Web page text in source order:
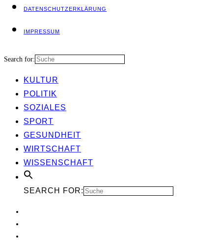
DATEN­SCHUTZ­ER­KLÄ­RUNG
IMPRES­SUM
Search for:
KUL­TUR
POLI­TIK
SOZIA­LES
SPORT
GESUND­HEIT
WIRT­SCHAFT
WIS­SEN­SCHAFT
SEARCH FOR: